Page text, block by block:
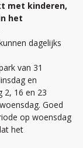
met kinderen,
het
dagelijks
van 31
en
2, 16 en 23
Goed
op woensdag
het